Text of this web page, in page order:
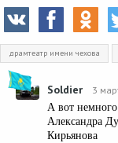
драмтеатр имени чехова
Soldier 3
А вот
Александра
Кирьянова